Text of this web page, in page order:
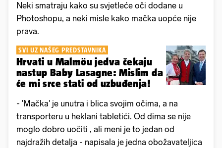
Neki smatraju kako su svjetleće oči dodane u
Photoshopu, a neki misle kako mačka uopće nije
prava.
SVI UZ NAŠEG PREDSTAVNIKA
Hrvati u Malmöu jedva čekaju
nastup Baby Lasagne: Mislim da
će mi srce stati od uzbuđenja!
- 'Mačka' je unutra i blica svojim očima, a na
transporteru u heklani tabletići. Od dima se nije
moglo dobro uočiti , ali meni je to jedan od
najdražih detalja - napisala je jedna obožavateljica